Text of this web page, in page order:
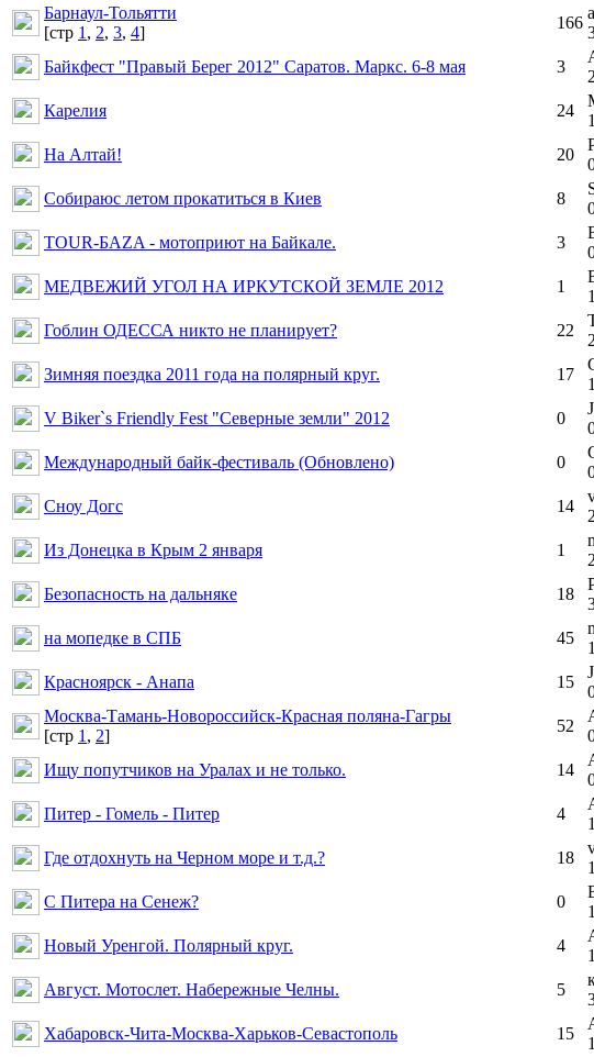
Барнаул-Тольятти
[cтр 1, 2, 3, 4]
166
Байкфест "Правый Берег 2012" Саратов. Маркс. 6-8 мая
3
Карелия
24
На Алтай!
20
Собираюс летом прокатиться в Киев
8
TOUR-БAZA - мотоприют на Байкале.
3
МЕДВЕЖИЙ УГОЛ НА ИРКУТСКОЙ ЗЕМЛЕ 2012
1
Гоблин ОДЕССА никто не планирует?
22
Зимняя поездка 2011 года на полярный круг.
17
V Biker`s Friendly Fest "Северные земли" 2012
0
Международный байк-фестиваль (Обновлено) 0
Сноу Догс 14
Из Донецка в Крым 2 января
1
Безопасность на дальняке
18
на мопедке в СПБ
45
Красноярск - Анапа
15
Москва-Тамань-Новороссийск-Красная поляна-Гагры
[cтр 1, 2]
52
Ищу попутчиков на Уралах и не только.
14
Питер - Гомель - Питер
4
Где отдохнуть на Черном море и т.д.?
18
С Питера на Сенеж?
0
Новый Уренгой. Полярный круг. 4
Август. Мотослет. Набережные Челны.
5
Хабаровск-Чита-Москва-Харьков-Севастополь
15